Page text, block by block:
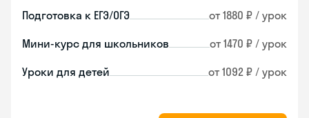
Подготовка к ЕГЭ/ОГЭ от 1880 ₽ / урок
Мини-курс для школьников от 1470 ₽ / урок
Уроки для детей от 1092 ₽ / урок